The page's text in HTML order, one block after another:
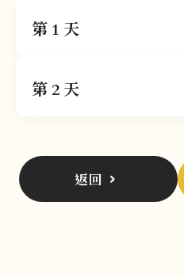
第 1 天
第 2 天
返回